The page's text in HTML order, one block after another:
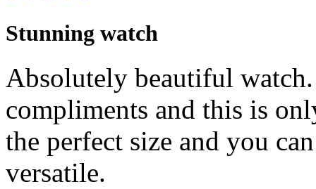
Stunning watch
Absolutely beautiful
compliments and this is
the perfect size and you
versatile.